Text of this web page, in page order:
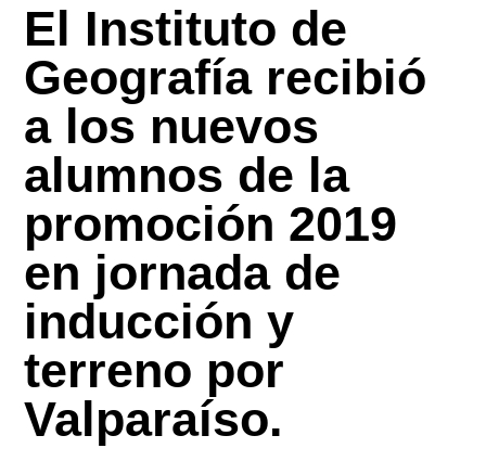
El Instituto de
Geografía recibió
a los nuevos
alumnos de la
promoción 2019
en jornada de
inducción y
terreno por
Valparaíso.